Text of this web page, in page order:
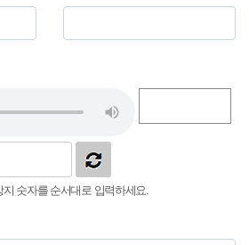
지 숫자를 순서대로 입력하세요.